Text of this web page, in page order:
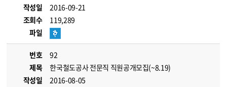
작성일
2016-09-21
조회수
119,289
파일
번호
92
제목
한국철도공사 전문직 직원공개모집(~8.19)
작성일
2016-08-05